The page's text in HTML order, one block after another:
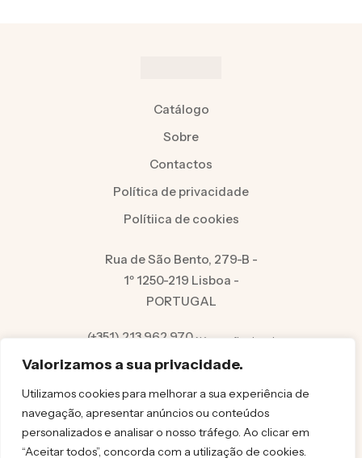
Valorizamos a sua privacidade.
Utilizamos cookies para melhorar a sua experiência de
navegação, apresentar anúncios ou conteúdos
personalizados e analisar o nosso tráfego. Ao clicar em
“Aceitar todos”, concorda com a utilização de cookies.
Catálogo
Sobre
Contactos
Política de privacidade
Polítiica de cookies
Rua de São Bento, 279-B -
1º 1250-219 Lisboa -
PORTUGAL
(+351) 213 962 970Número fixo local
info@felicita.pt
© FELICITA 2025